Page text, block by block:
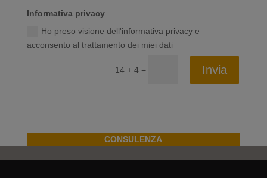
Informativa privacy
Ho preso visione dell'informativa privacy e
acconsento al trattamento dei miei dati
14 + 4 = Invia
CONSULENZA